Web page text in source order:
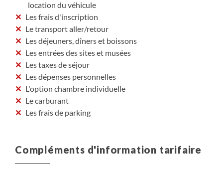
location du véhicule
Les frais d'inscription
Le transport aller/retour
Les déjeuners, dîners et boissons
Les entrées des sites et musées
Les taxes de séjour
Les dépenses personnelles
L'option chambre individuelle
Le carburant
Les frais de parking
Compléments d'information tarifaire